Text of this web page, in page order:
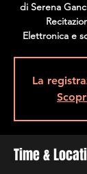
di Serena
Elettronica e
La
Time &